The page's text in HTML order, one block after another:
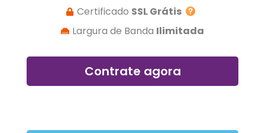
Certificado SSL Grátis
Largura de Banda Ilimitada
Contrate agora